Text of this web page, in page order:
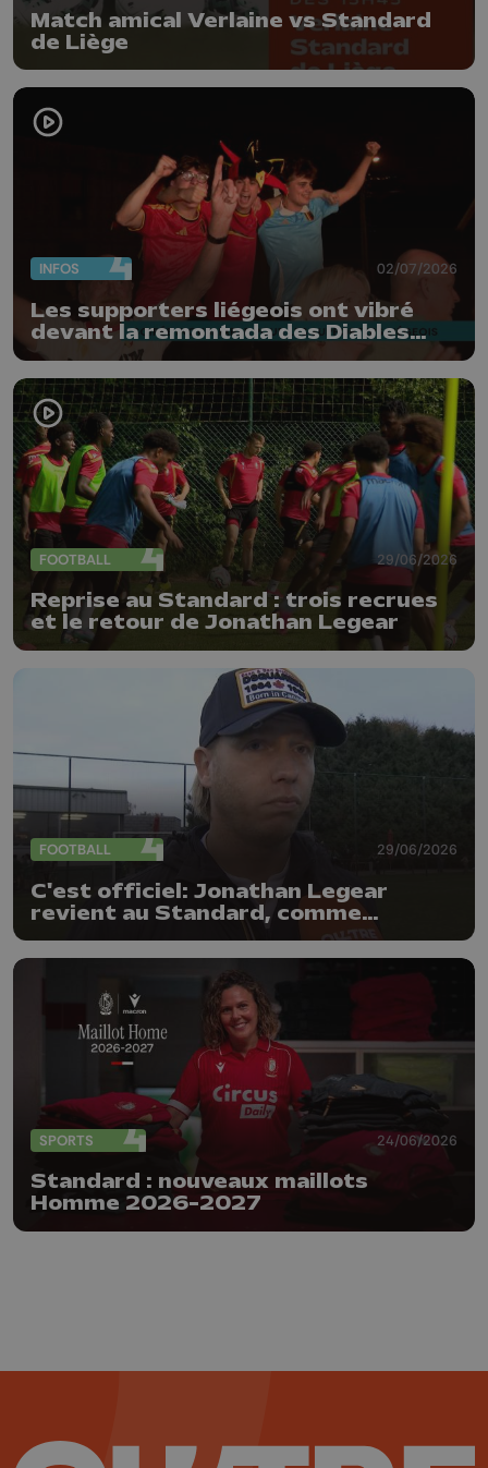
Match amical Verlaine vs Standard
de Liège
INFOS 02/07/2026
Les supporters liégeois ont vibré
devant la remontada des Diables
Rouges
FOOTBALL 29/06/2026
Reprise au Standard : trois recrues
et le retour de Jonathan Legear
FOOTBALL 29/06/2026
C'est officiel: Jonathan Legear
revient au Standard, comme
entraîneur adjoint
SPORTS 24/06/2026
Standard : nouveaux maillots
Homme 2026-2027